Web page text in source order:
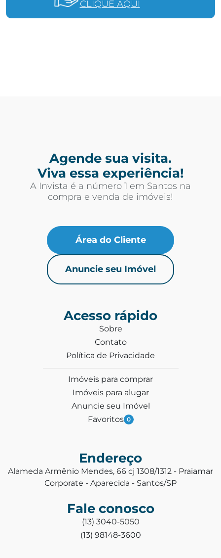
CLIQUE AQUI
Agende sua visita.
Viva essa experiência!
A Invista é a número 1 em Santos na
compra e venda de imóveis!
Área do Cliente
Anuncie seu Imóvel
Acesso rápido
Sobre
Contato
Política de Privacidade
Imóveis para comprar
Imóveis para alugar
Anuncie seu Imóvel
Favoritos 0
Endereço
Alameda Armênio Mendes, 66 cj 1308/1312 - Praiamar
Corporate - Aparecida - Santos/SP
Fale conosco
(13) 3040-5050
(13) 98148-3600